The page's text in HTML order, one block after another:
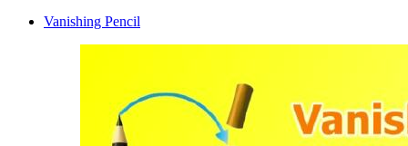
Vanishing Pencil